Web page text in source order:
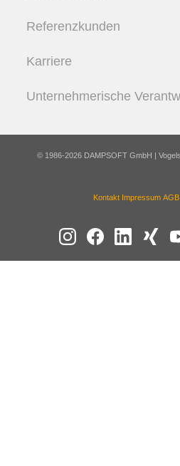
Referenzkunden
Karriere
Unternehmerische
© 1986-2026 DAMPSOFT GmbH |
Kontakt Impressum AGB